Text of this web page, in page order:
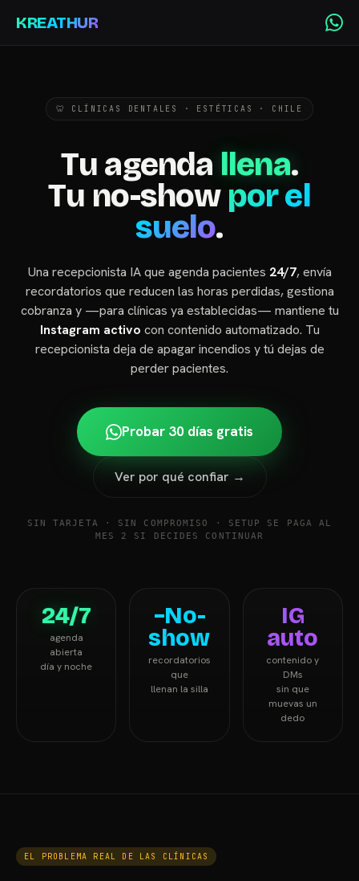
KREATHUR
🦷 CLÍNICAS DENTALES · ESTÉTICAS · CHILE
Tu agenda llena.
Tu no-show por el
suelo.
Una recepcionista IA que agenda pacientes 24/7, envía
recordatorios que reducen las horas perdidas, gestiona
cobranza y —para clínicas ya establecidas— mantiene tu
Instagram activo con contenido automatizado. Tu
recepcionista deja de apagar incendios y tú dejas de
perder pacientes.
Probar 30 días gratis
Ver por qué confiar →
SIN TARJETA · SIN COMPROMISO · SETUP SE PAGA AL
MES 2 SI DECIDES CONTINUAR
24/7
agenda
abierta
día y noche
−No-
show
recordatorios
que
llenan la silla
IG
auto
contenido y
DMs
sin que
muevas un
dedo
EL PROBLEMA REAL DE LAS CLÍNICAS